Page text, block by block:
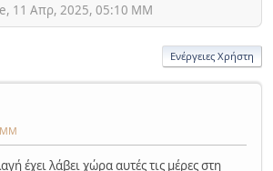
11 Απρ, 2025, 05:10 ΜΜ
Ενέργειες Χρήστη
ΜΜ
έχει λάβει χώρα αυτές τις μέρες στη